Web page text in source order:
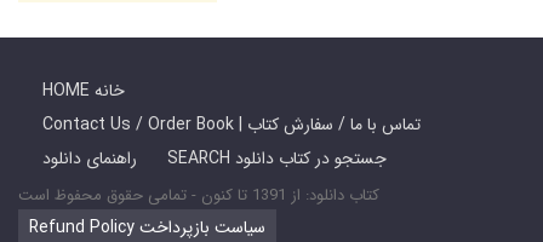
HOME خانه
Contact Us / Order Book | تماس با ما / سفارش کتاب
راهنمای دانلود
SEARCH جستجو در کتاب دانلود
کتاب دانلود: از 1391 تا کنون - تمامی حقوق محفوظ است
Refund Policy سیاست بازپرداخت